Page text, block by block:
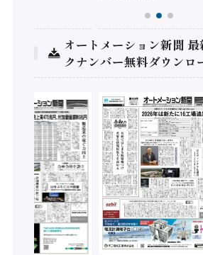
オートメーション新聞 最
クナンバー無料ダウンロ